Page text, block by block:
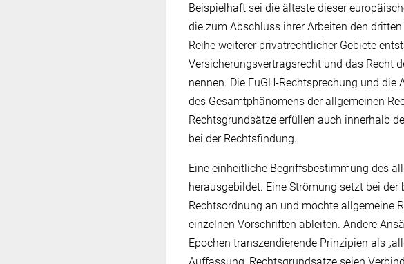
Beispielhaft sei die älteste dieser
die zum Abschluss ihrer Arbeiten den
Reihe weiterer privatrechtlicher Gebiete
Versicherungsvertragsrecht und das Recht
nennen. Die EuGH-Rechtsprechung und
des Gesamtphänomens der allgemeinen
Rechtsgrundsätze erfüllen auch innerhalb
bei der Rechtsfindung.
Eine einheitliche Begriffsbestimmung des
herausgebildet. Eine Strömung setzt bei
Rechtsordnung an und möchte allgemeine
einzelnen Vorschriften ableiten. Andere
Epochen transzendierende Prinzipien als
Auffassung, Rechtsgrundsätze seien